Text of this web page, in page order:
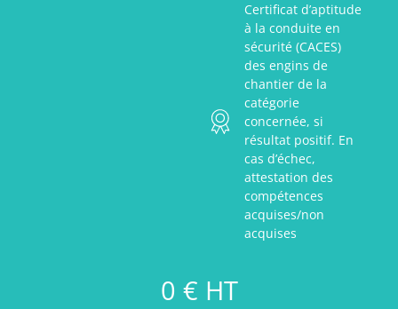
Certificat d’aptitude
à la conduite en
sécurité (CACES)
des engins de
chantier de la
catégorie
concernée, si
résultat positif. En
cas d’échec,
attestation des
compétences
acquises/non
acquises
0 € HT